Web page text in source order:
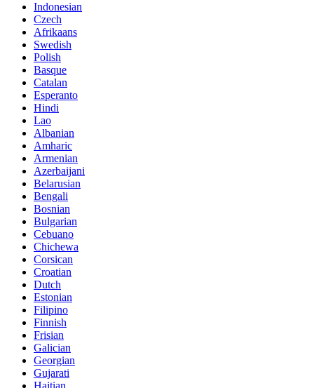
Indonesian
Czech
Afrikaans
Swedish
Polish
Basque
Catalan
Esperanto
Hindi
Lao
Albanian
Amharic
Armenian
Azerbaijani
Belarusian
Bengali
Bosnian
Bulgarian
Cebuano
Chichewa
Corsican
Croatian
Dutch
Estonian
Filipino
Finnish
Frisian
Galician
Georgian
Gujarati
Haitian